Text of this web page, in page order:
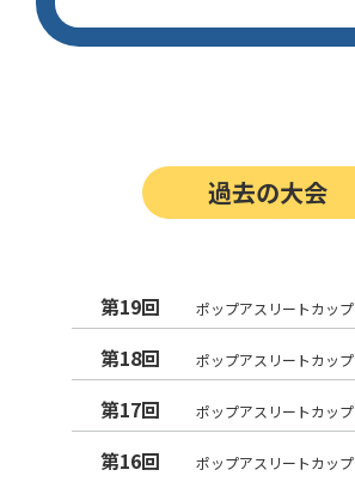
過去の大会
第19回 ポップアスリートカップ
第18回 ポップアスリートカップ
第17回 ポップアスリートカップ
第16回 ポップアスリートカップ